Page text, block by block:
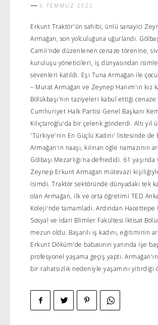
6 TEMMUZ 2022
Erkunt Traktör'ün sahibi, ünlü sanayici
Armağan, son yolculuğuna uğurlandı.
Camii'nde düzenlenen cenaze törenine,
kuruluşu yöneticileri, iş dünyasından
sevenleri katıldı. Eşi Tuna Armağan ile
– Murat Armağan ve Zeynep Hanım'ın kız
Bölükbaşı'nın taziyeleri kabul ettiği
Cumhuriyet Halk Partisi Genel Başkanı
Kılıçtaroğlu'da bir çelenk gönderdi. Altı yıl
'Türkiye'nin En Güçlü Kadını' listesinde de
Armağan'ın naaşı, kılınan öğle namazının
Gölbaşı Mezarlığı'na defnedidi. 61
Zeynep Erkunt Armağan mütevazi
isimdi. Traktör sektöründe dünyadaki tek
olan Armağan, ilk ve orta öğretimi TED
Koleji'nde tamamladı. Ardından
Sosyal ve İdari Blimler Fakültesi İktisat
mezun oldu. Başarılı iş kadını, eğitiminin
Erkunt Döküm'de babasının yanında işe
profesyonel yaşama geçiş yaptı.
bir rahatsızlık nedeniyle yaşamını yitirdiği